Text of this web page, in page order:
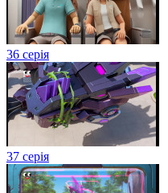
36 серія
37 серія